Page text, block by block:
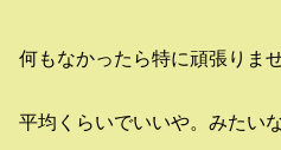
何もなかったら特に頑張りま
平均くらいでいいや。みたいな